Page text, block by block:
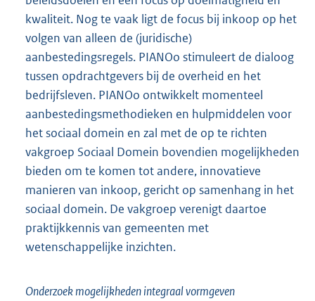
kwaliteit. Nog te vaak ligt de focus bij inkoop op het
volgen van alleen de (juridische)
aanbestedingsregels. PIANOo stimuleert de dialoog
tussen opdrachtgevers bij de overheid en het
bedrijfsleven. PIANOo ontwikkelt momenteel
aanbestedingsmethodieken en hulpmiddelen voor
het sociaal domein en zal met de op te richten
vakgroep Sociaal Domein bovendien mogelijkheden
bieden om te komen tot andere, innovatieve
manieren van inkoop, gericht op samenhang in het
sociaal domein. De vakgroep verenigt daartoe
praktijkkennis van gemeenten met
wetenschappelijke inzichten.
Onderzoek mogelijkheden integraal vormgeven